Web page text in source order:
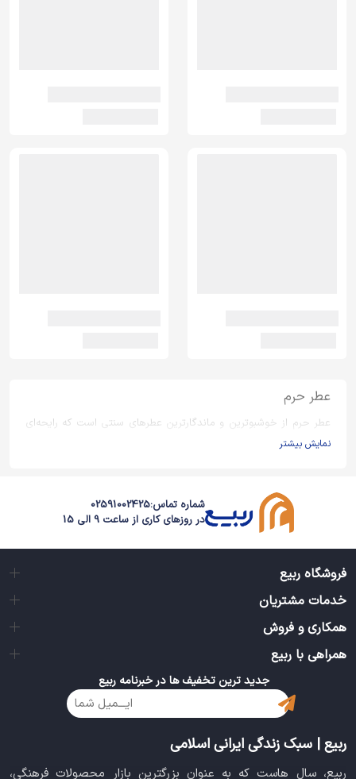
عطر حرم
عطر حرم از خوشبوترین و ماندگارترین عطرهای سنتی است که رایحه‌ای
آرامش‌بخش و معنوی دارد. این نوع عطرها با ترکیب اسانس‌های اصیل و
عطر را انتخاب می‌کنند زیرا علاوه بر بوی خاص و ماندگاری بالا، یادآور
لحظاتی روح‌انگیز و خاطره‌انگیز است.
عطر حرم قدیمی
عطرهای حرم قدیمی یکی از محبوب‌ترین مدل‌ها در میان علاقه‌مندان به
گل محمدی، عنبر، عود و مشک ساخته می‌شود که به آن عمق و اصالت
خاصی می‌بخشد. ترکیب سنتی و ماندگار این عطر باعث شده تا هنوز هم
اصیل و پرعطر شناخته شود.
عطر حرم امام رضا (ع)
عطر حرم امام رضا (ع) به دلیل رایحه گرم، شیرین و آرامش‌بخش خود از
پرطرفدارترین عطرهای معنوی محسوب می‌شود. این عطر معمولاً با
ترکیبی از گل‌های معطر و اسانس‌های طبیعی ساخته می‌شود تا بویی
مشابه فضای حرم مطهر امام رضا (ع) داشته باشد. برای افرادی که به
نمایش بیشتر
شماره تماس:02591002425
در روزهای کاری از ساعت 9 الی 15
فروشگاه ربیع
خدمات مشتریان
همکاری و فروش
همراهی با ربیع
جدید ترین تخفیف ها در خبرنامه ربیع
ربیع | سبک زندگی ایرانی اسلامی
ربیع، سال هاست که به عنوان بزرگترین بازار محصولات فرهنگی،